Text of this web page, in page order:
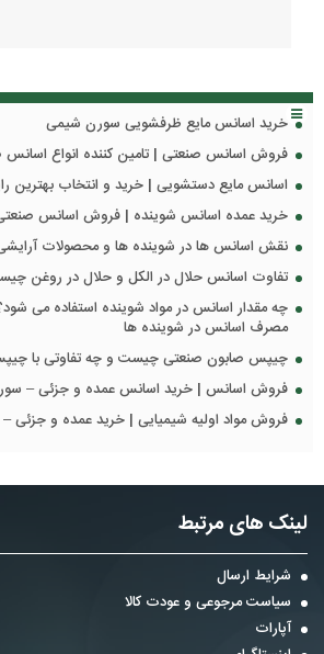
خرید اسانس مایع ظرفشویی سورن شیمی
فروش اسانس صنعتی | تامین کننده انواع اسانس
اسانس مایع دستشویی | خرید و انتخاب بهترین
خرید عمده اسانس شوینده | فروش اسانس صنعتی
نقش اسانس ها در شوینده ها و محصولات
تفاوت اسانس حلال در الکل و حلال در روغن
چه مقدار اسانس در مواد شوینده استفاده می
مصرف اسانس در شوینده ها
چیپس صابون صنعتی چیست و چه تفاوتی با
فروش اسانس | خرید اسانس عمده و جزئی –
فروش مواد اولیه شیمیایی | خرید عمده و
لینک های مرتبط
شرایط ارسال
سیاست مرجوعی و عودت کالا
آپارات